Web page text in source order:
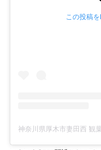
この投稿